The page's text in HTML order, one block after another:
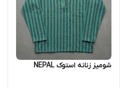
شومیز زنانه استوک NEPAL